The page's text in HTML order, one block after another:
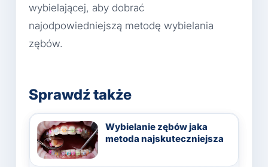
wybielającej, aby dobrać
najodpowiedniejszą metodę wybielania
zębów.
Sprawdź także
Wybielanie zębów jaka
metoda najskuteczniejsza